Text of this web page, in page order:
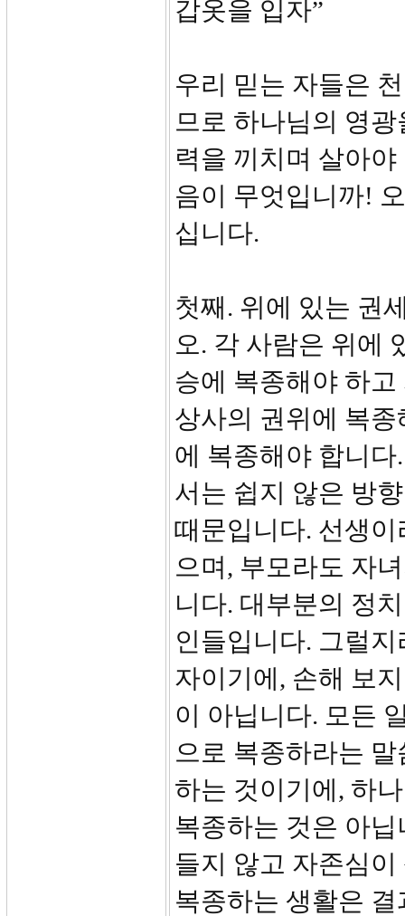
갑옷을 입자”
우리 믿는 자들은
므로 하나님의 영
력을 끼치며 살아
음이 무엇입니까!
십니다.
첫째. 위에 있는 권
오. 각 사람은 위에
승에 복종해야 하
상사의 권위에 복
에 복종해야 합니
서는 쉽지 않은 방
때문입니다. 선생
으며, 부모라도 자
니다. 대부분의 정
인들입니다. 그럴
자이기에, 손해 보
이 아닙니다. 모든
으로 복종하라는
하는 것이기에, 하
복종하는 것은 아
들지 않고 자존심
복종하는 생활은